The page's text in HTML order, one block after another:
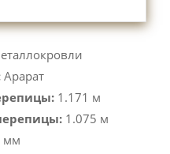
Арарат
1.171 м
1.075 м
мм